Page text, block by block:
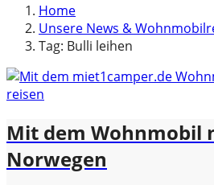
Home
Unsere News &
Tag: Bulli leihen
Mit dem Wohnmobil
Norwegen